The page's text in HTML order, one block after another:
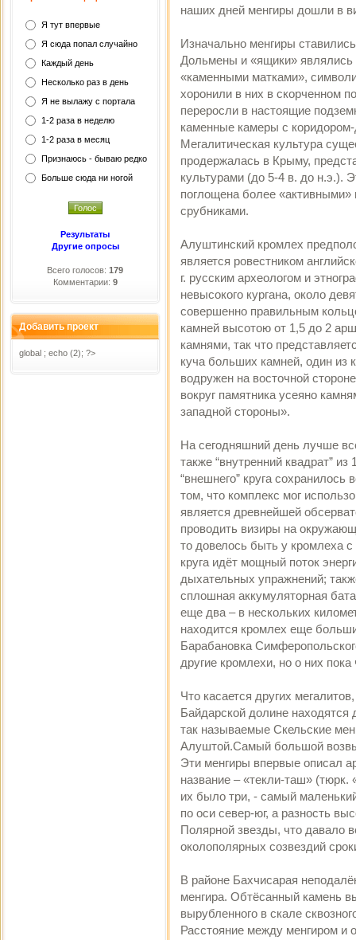
Я тут впервые
Я сюда попал случайно
Каждый день
Несколько раз в день
Я не вылажу с портала
1-2 раза в неделю
1-2 раза в месяц
Признаюсь - бываю редко
Больше сюда ни ногой
Результаты
Другие опросы
Всего голосов: 179
Комментарии: 9
Добавить проект
global ; echo (2); ?>
наших дней менгиры дошли в
Изначально менгиры
Дольмены и «ящики»
«каменными матками»,
хоронили в них в скорченном
переросли в настоящие
каменные камеры с
Мегалитическая культура
продержалась в Крыму,
культурами (до 5-4 в. до н.э.).
поглощена более
срубниками.
Алуштинский кромлех
является ровестником
г. русским археологом и
невысокого кургана, около
совершенно правильным
камней высотою от 1,5 до 2
камнями, так что
куча больших камней, один из
водружен на восточной
вокруг памятника усеяно
западной стороны».
На сегодняшний день лучше
также “внутренний квадрат”
“внешнего” круга сохранилось
том, что комплекс мог
является древнейшей
проводить визиры на
то довелось быть у кромлеха с
круга идёт мощный поток
дыхательных упражнений;
сплошная аккумуляторная
еще два – в нескольких
находится кромлех еще
Барабановка
другие кромлехи, но о них
Что касается других
Байдарской долине находятся
так называемые Скельские
Алуштой.Самый большой
Эти менгиры впервые описал
название – «текли-таш»
их было три, - самый
по оси север-юг, а разность
Полярной звезды, что давало
околополярных созвездий
В районе Бахчисарая
менгира. Обтёсанный камень
вырубленного в скале
Расстояние между менгиром и